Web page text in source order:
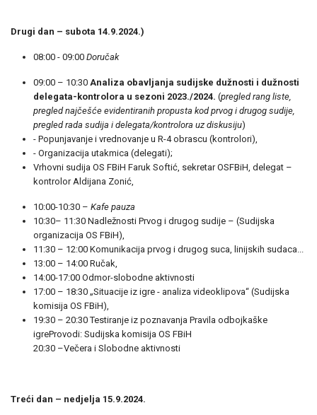
Drugi dan – subota 14.9.2024.)
08:00 - 09:00 Doručak
09:00 – 10:30 Analiza obavljanja sudijske dužnosti i dužnosti
delegata-kontrolora u sezoni 2023./2024. (pregled rang liste,
pregled najčešće evidentiranih propusta kod prvog i drugog sudije,
pregled rada sudija i delegata/kontrolora uz diskusiju)
- Popunjavanje i vrednovanje u R-4 obrascu (kontrolori),
- Organizacija utakmica (delegati);
Vrhovni sudija OS FBiH Faruk Softić, sekretar OSFBiH, delegat –
kontrolor Aldijana Zonić,
10:00-10:30 – Kafe pauza
10:30– 11:30 Nadležnosti Prvog i drugog sudije – (Sudijska
organizacija OS FBiH),
11:30 – 12:00 Komunikacija prvog i drugog suca, linijskih sudaca...
13:00 – 14:00 Ručak,
14:00-17:00 Odmor-slobodne aktivnosti
17:00 – 18:30 „Situacije iz igre - analiza videoklipova“ (Sudijska
komisija OS FBiH),
19:30 – 20:30 Testiranje iz poznavanja Pravila odbojkaške
igreProvodi: Sudijska komisija OS FBiH
20:30 –Večera i Slobodne aktivnosti
Treći dan – nedjelja 15.9.2024.